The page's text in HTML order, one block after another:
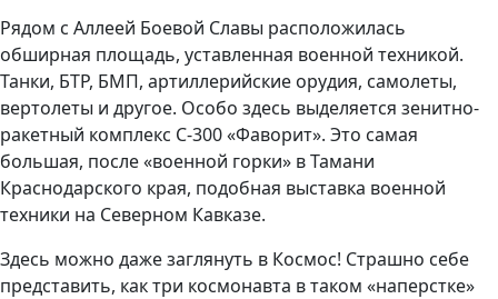
Рядом с Аллеей Боевой Славы расположилась
обширная площадь, уставленная военной техникой.
Танки, БТР, БМП, артиллерийские орудия, самолеты,
вертолеты и другое. Особо здесь выделяется зенитно-
ракетный комплекс С-300 «Фаворит». Это самая
большая, после «военной горки» в Тамани
Краснодарского края, подобная выставка военной
техники на Северном Кавказе.
Здесь можно даже заглянуть в Космос! Страшно себе
представить, как три космонавта в таком «наперстке»